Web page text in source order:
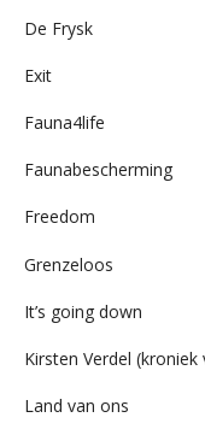
De Frysk
Exit
Fauna4life
Faunabescherming
Freedom
Grenzeloos
It’s going down
Kirsten Verdel
Land van ons